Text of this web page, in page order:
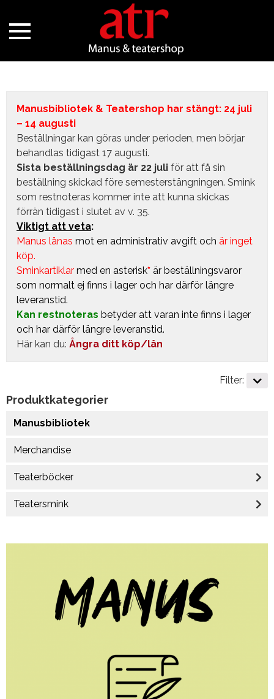
Manusbibliotek & Teatershop har stängt: 24 juli
– 14 augusti
Beställningar kan göras under perioden, men börjar
behandlas tidigast 17 augusti.
Sista beställningsdag är 22 juli för att få sin
beställning skickad före semesterstängningen. Smink
som restnoteras kommer inte att kunna skickas
förrän tidigast i slutet av v. 35.
Viktigt att veta:
Manus lånas mot en administrativ avgift och är inget
köp.
Sminkartiklar med en asterisk* är beställningsvaror
som normalt ej finns i lager och har därför längre
leveranstid.
Kan restnoteras betyder att varan inte finns i lager
och har därför längre leveranstid.
Här kan du: Ångra ditt köp/lån
Produktkategorier
Manusbibliotek
Merchandise
Teaterböcker
Teatersmink
Filter: